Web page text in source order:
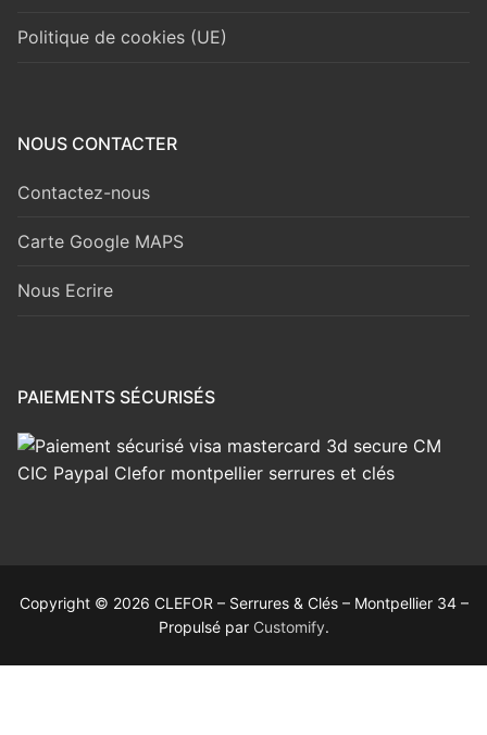
Politique de cookies (UE)
NOUS CONTACTER
Contactez-nous
Carte Google MAPS
Nous Ecrire
PAIEMENTS SÉCURISÉS
Copyright © 2026 CLEFOR – Serrures & Clés – Montpellier 34 –
Propulsé par Customify.